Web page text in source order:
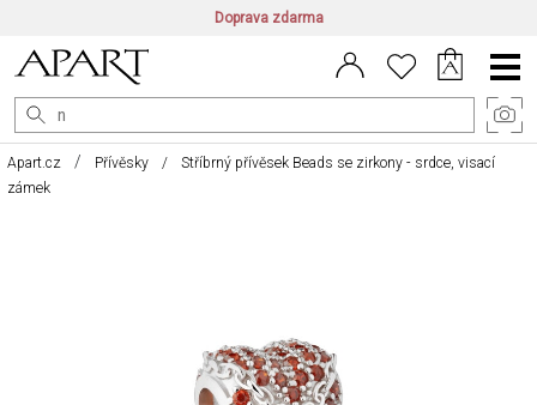
Doprava zdarma
CZ/CZK | EN/EUR PL/PLN
Main
Menu
Apart.cz Přívěsky
Stříbrný přívěsek Beads se zirkony - srdce, visací
zámek